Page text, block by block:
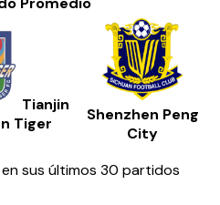
Tianjin
Tiger
Shenzhen Peng
City
sus últimos 30 partidos